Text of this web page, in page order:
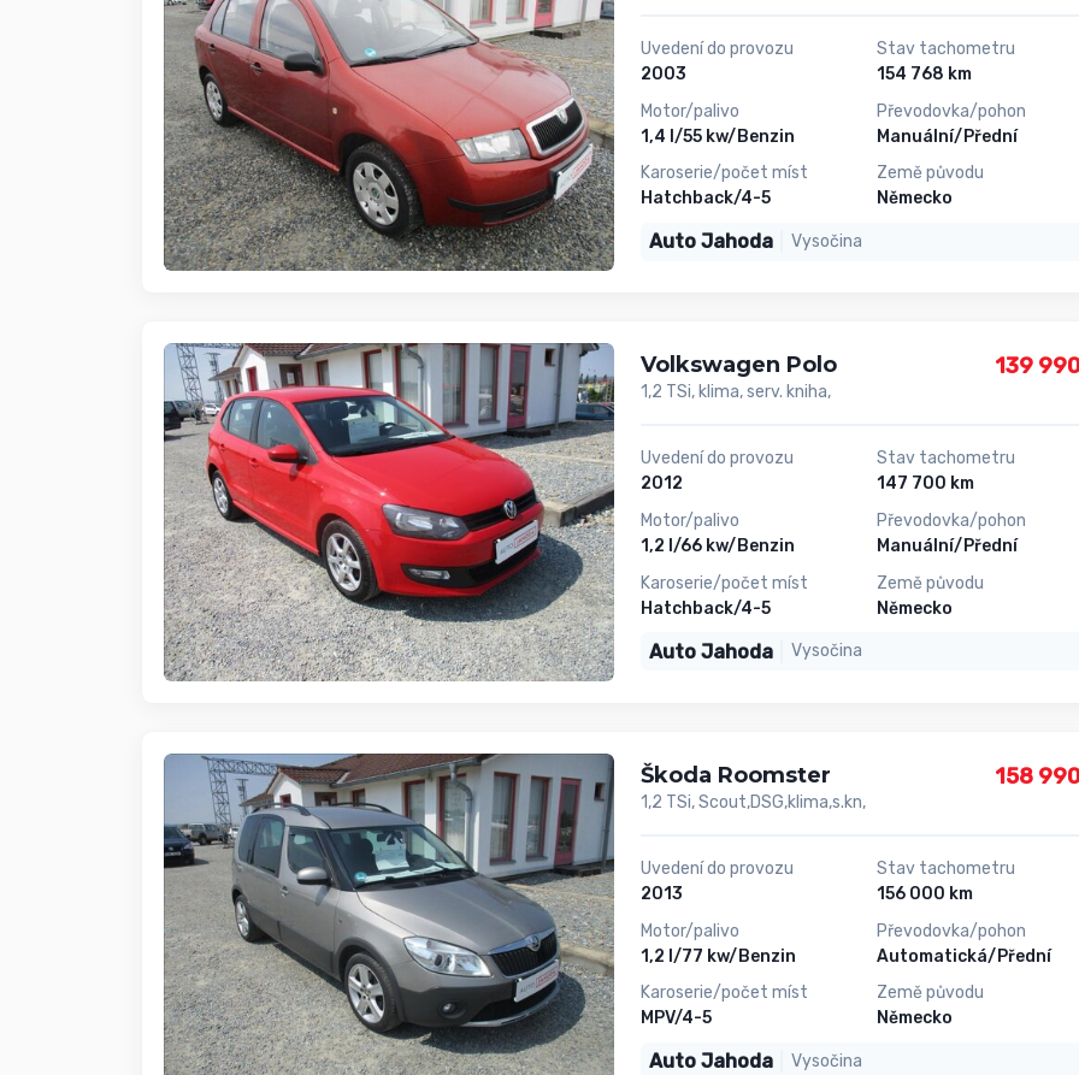
Uvedení do provozu
2003
Motor/palivo
1,4 l/55 kw/Benzin
Karoserie/počet míst
Hatchback/4-5
Stav tachometru
154 768 km
Převodovka/pohon
Manuální/Přední
Země původu
Německo
Auto Jahoda Vysočina
Volkswagen Polo
1,2 TSi, klima, serv. kniha,
139
Uvedení do provozu
2012
Motor/palivo
1,2 l/66 kw/Benzin
Karoserie/počet míst
Hatchback/4-5
Stav tachometru
147 700 km
Převodovka/pohon
Manuální/Přední
Země původu
Německo
Auto Jahoda Vysočina
Škoda Roomster
1,2 TSi, Scout,DSG,klima,s.kn,
158
Uvedení do provozu
2013
Motor/palivo
1,2 l/77 kw/Benzin
Karoserie/počet míst
MPV/4-5
Stav tachometru
156 000 km
Převodovka/pohon
Automatická/Přední
Země původu
Německo
Auto Jahoda Vysočina